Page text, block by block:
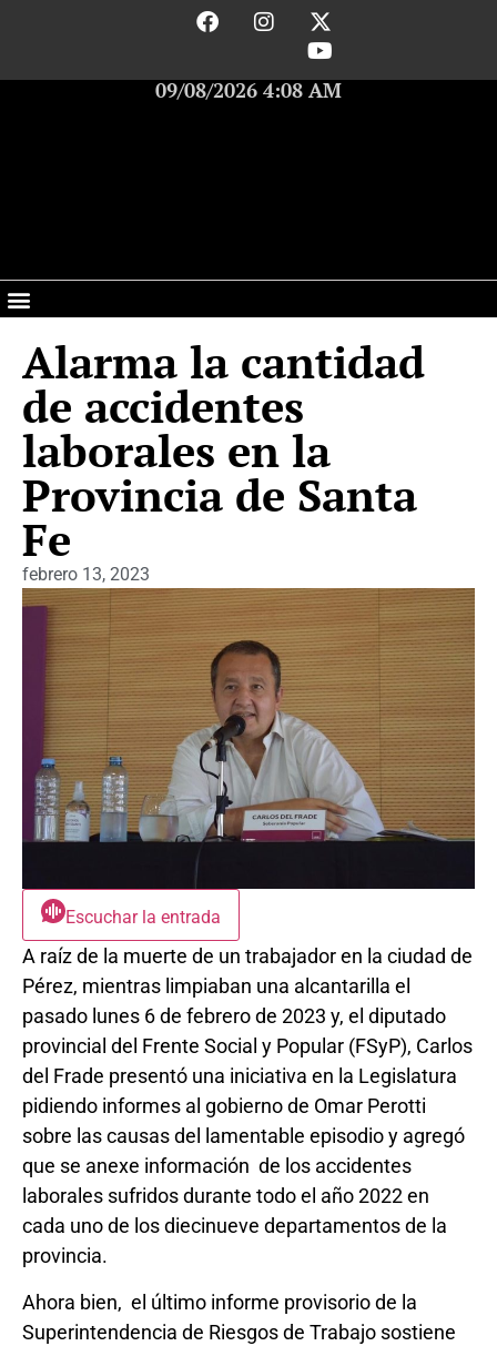
09/08/2026 4:08 AM
Alarma la cantidad
de accidentes
laborales en la
Provincia de Santa
Fe
febrero 13, 2023
Escuchar la entrada
A raíz de la muerte de un trabajador en la ciudad de
Pérez, mientras limpiaban una alcantarilla el
pasado lunes 6 de febrero de 2023 y, el diputado
provincial del Frente Social y Popular (FSyP), Carlos
del Frade presentó una iniciativa en la Legislatura
pidiendo informes al gobierno de Omar Perotti
sobre las causas del lamentable episodio y agregó
que se anexe información de los accidentes
laborales sufridos durante todo el año 2022 en
cada uno de los diecinueve departamentos de la
provincia.
Ahora bien, el último informe provisorio de la
Superintendencia de Riesgos de Trabajo sostiene